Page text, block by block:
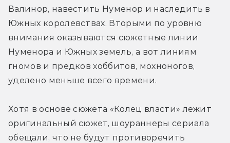
Валинор, навестить Нуменор и наследить в
Южных королевствах. Вторыми по уровню
внимания оказываются сюжетные линии
Нуменора и Южных земель, а вот линиям
гномов и предков хоббитов, мохноногов,
уделено меньше всего времени.
Хотя в основе сюжета «Колец власти» лежит
оригинальный сюжет, шоураннеры сериала
обещали, что не будут противоречить